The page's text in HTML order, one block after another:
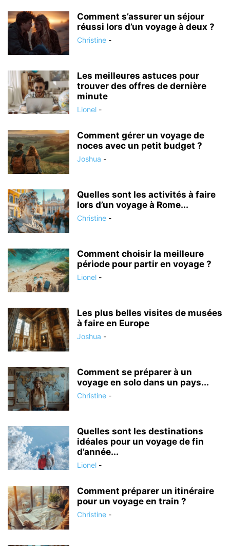
Comment s’assurer un séjour
réussi lors d’un voyage à deux ?
Christine -
Les meilleures astuces pour
trouver des offres de dernière
minute
Lionel -
Comment gérer un voyage de
noces avec un petit budget ?
Joshua -
Quelles sont les activités à faire
lors d’un voyage à Rome...
Christine -
Comment choisir la meilleure
période pour partir en voyage ?
Lionel -
Les plus belles visites de musées
à faire en Europe
Joshua -
Comment se préparer à un
voyage en solo dans un pays...
Christine -
Quelles sont les destinations
idéales pour un voyage de fin
d’année...
Lionel -
Comment préparer un itinéraire
pour un voyage en train ?
Christine -